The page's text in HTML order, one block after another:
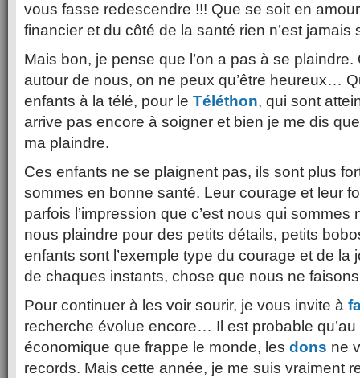
vous fasse redescendre !!! Que se soit en
financier et du côté de la santé rien n’est
Mais bon, je pense que l’on a pas à se
autour de nous, on ne peux qu’être heureux…
enfants à la télé, pour le Téléthon, qui sont
arrive pas encore à soigner et bien je me dis
ma plaindre.
Ces enfants ne se plaignent pas, ils sont plus
sommes en bonne santé. Leur courage et leur
parfois l’impression que c’est nous qui sommes
nous plaindre pour des petits détails, petits
enfants sont l’exemple type du courage et de la
de chaques instants, chose que nous ne
Pour continuer à les voir sourir, je vous invite à
recherche évolue encore… Il est probable
économique que frappe le monde, les dons ne
records. Mais cette année, je me suis vraiment